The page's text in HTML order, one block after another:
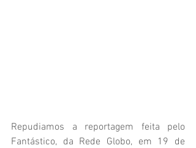
Repudiamos a reportagem feita pelo
Fantástico, da Rede Globo, em 19 de